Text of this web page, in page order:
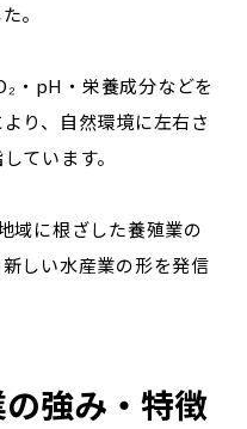
。
・pH・栄養成分などを
り、自然環境に左右さ
ています。
域に根ざした養殖業の
しい水産業の形を発信
強み・特徴